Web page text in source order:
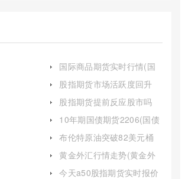
国际商品期货实时行情(国
股指期货市场活跃度回升
说明什么)
股指期货提前反应股市吗
10年期国债期货2206(国债
布伦特原油突破82美元桶
黄金外汇行情走势(黄金外
今天a50股指期货实时报价